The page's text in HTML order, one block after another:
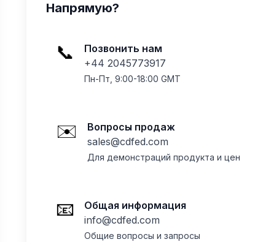
Напрямую?
📞
Позвонить нам
+44 2045773917
Пн-Пт, 9:00-18:00 GMT
✉️
Вопросы продаж
sales@cdfed.com
Для демонстраций продукта и цен
📧
Общая информация
info@cdfed.com
Общие вопросы и запросы